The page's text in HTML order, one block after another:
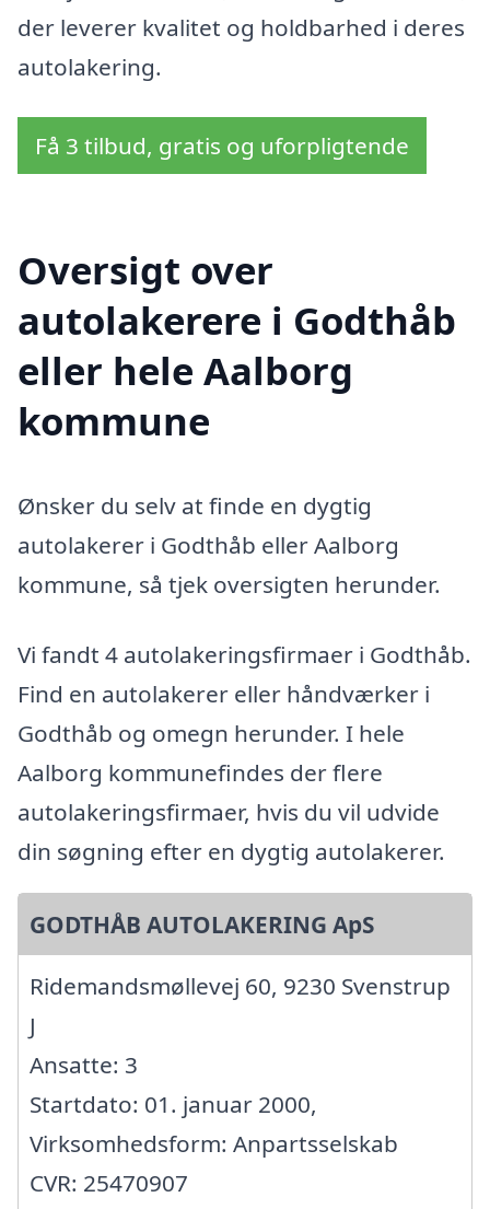
der leverer kvalitet og holdbarhed i deres
autolakering.
Få 3 tilbud, gratis og uforpligtende
Oversigt over
autolakerere i Godthåb
eller hele Aalborg
kommune
Ønsker du selv at finde en dygtig
autolakerer i Godthåb eller Aalborg
kommune, så tjek oversigten herunder.
Vi fandt 4 autolakeringsfirmaer i Godthåb.
Find en autolakerer eller håndværker i
Godthåb og omegn herunder. I hele
Aalborg kommunefindes der flere
autolakeringsfirmaer, hvis du vil udvide
din søgning efter en dygtig autolakerer.
GODTHÅB AUTOLAKERING ApS
Ridemandsmøllevej 60, 9230 Svenstrup
J
Ansatte: 3
Startdato: 01. januar 2000,
Virksomhedsform: Anpartsselskab
CVR: 25470907